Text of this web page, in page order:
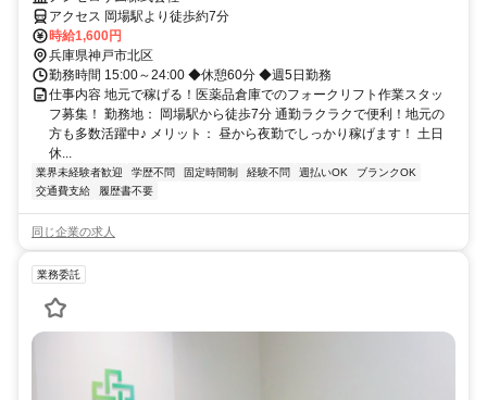
アクセス 岡場駅より徒歩約7分
時給1,600円
兵庫県神戸市北区
勤務時間 15:00～24:00 ◆休憩60分 ◆週5日勤務
仕事内容 地元で稼げる！医薬品倉庫でのフォークリフト作業スタッ
フ募集！ 勤務地： 岡場駅から徒歩7分 通勤ラクラクで便利！地元の
方も多数活躍中♪ メリット： 昼から夜勤でしっかり稼げます！ 土日
休...
業界未経験者歓迎 学歴不問 固定時間制 経験不問 週払いOK
ブランクOK
交通費支給
履歴書不要
同じ企業の求人
業務委託